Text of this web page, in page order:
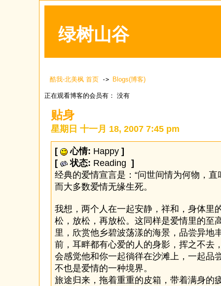
绿树山谷
酷我-北美枫 首页 -> Blogs(博客)
正在观看博客的会员有： 没有
贴身
星期日 十一月 18, 2007 7:45 pm
[ 心情: Happy ]
[
状态: Reading ]
经典的爱情宣言是：“问世间情为何物，直
而大多数爱情无缘生死。
我想，两个人在一起安静，祥和，身体里
松，放松，再放松。这同样是爱情里的至
里，欣赏他乡碧波荡漾的海景，品尝异地
前，耳畔都有心爱的人的身影，挥之不去
会感觉他和你一起徜徉在沙滩上，一起品
不也是爱情的一种境界。
旅途归来，拖着重重的皮箱，带着满身的